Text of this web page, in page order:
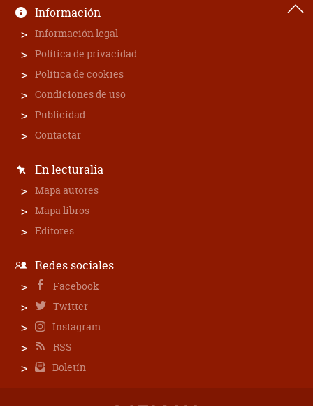
Información
Información legal
Política de privacidad
Política de cookies
Condiciones de uso
Publicidad
Contactar
En lecturalia
Mapa autores
Mapa libros
Editores
Redes sociales
Facebook
Twitter
Instagram
RSS
Boletín